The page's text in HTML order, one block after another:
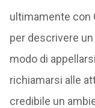
ultimamente con
per descrivere
modo di
richiamarsi alle
credibile un